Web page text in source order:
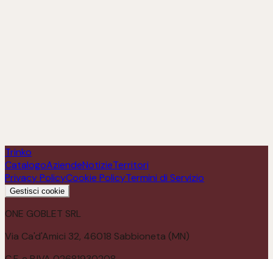
Trinko
CatalogoAziendeNotizieTerritori
Privacy PolicyCookie PolicyTermini di Servizio
Gestisci cookie
ONE GOBLET SRL
Via Ca'd'Amici 32, 46018 Sabbioneta (MN)